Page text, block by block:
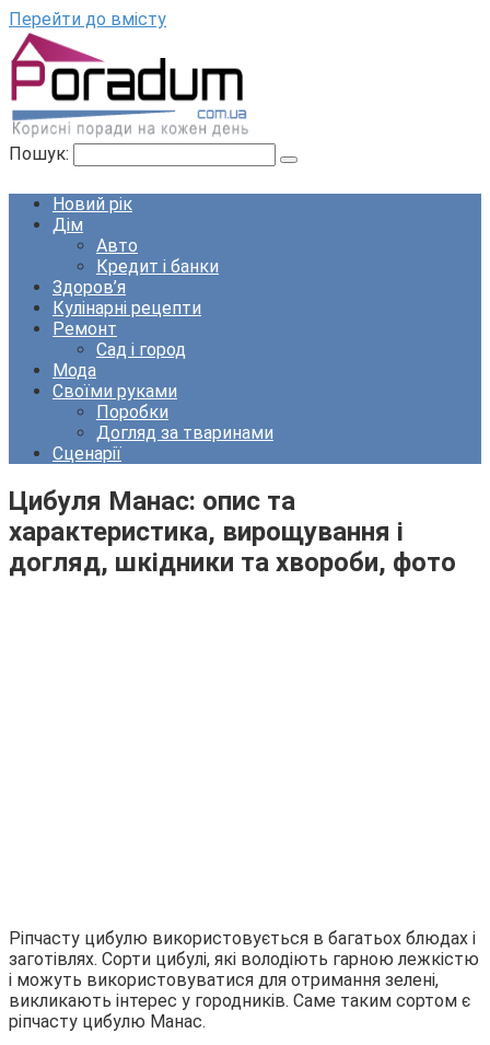
Перейти до вмісту
Пошук:
Новий рік
Дім
Авто
Кредит і банки
Здоров’я
Кулінарні рецепти
Ремонт
Сад і город
Мода
Своїми руками
Поробки
Догляд за тваринами
Сценарії
Цибуля Манас: опис та
характеристика, вирощування і
догляд, шкідники та хвороби, фото
Ріпчасту цибулю використовується в багатьох блюдах і
заготівлях. Сорти цибулі, які володіють гарною лежкістю
і можуть використовуватися для отримання зелені,
викликають інтерес у городників. Саме таким сортом є
ріпчасту цибулю Манас.